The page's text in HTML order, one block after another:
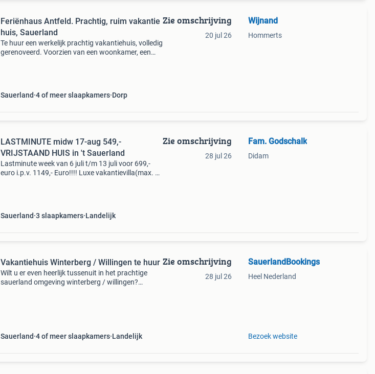
Feriënhaus Antfeld. Prachtig, ruim vakantie
huis, Sauerland
Te huur een werkelijk prachtig vakantiehuis, volledig
gerenoveerd. Voorzien van een woonkamer, een
Sauerland 4 of meer slaapkamers Dorp
Zie omschrijving
20 jul 26
Wijnand
Hommerts
LASTMINUTE midw 17-aug 549,-
VRIJSTAAND HUIS in 't Sauerland
Lastminute week van 6 juli t/m 13 juli voor 699,-
euro i.p.v. 1149,- Euro!!!! Luxe vakantievilla(max. 6
Sauerland 3 slaapkamers Landelijk
Zie omschrijving
28 jul 26
Fam. Godschalk
Didam
Vakantiehuis Winterberg / Willingen te huur
Wilt u er even heerlijk tussenuit in het prachtige
sauerland omgeving winterberg / willingen?
Sauerland 4 of meer slaapkamers Landelijk
Zie omschrijving
28 jul 26
SauerlandBookings
Heel Nederland
Bezoek website